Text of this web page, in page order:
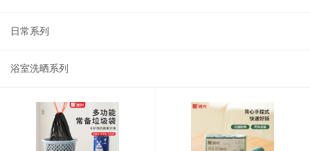
日常系列
浴室洗晒系列